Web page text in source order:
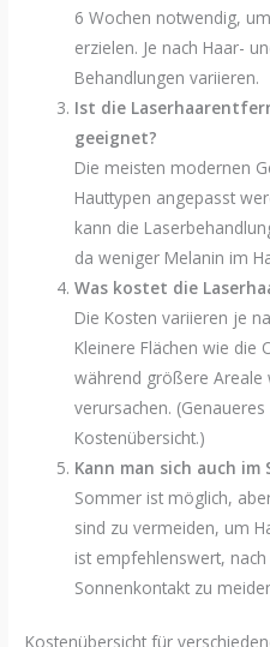
6 Wochen notwendig,
erzielen. Je nach Haar-
Behandlungen variieren.
Ist die
geeignet?
Die meisten modernen
Hauttypen angepasst
kann die
da weniger Melanin im
Was kostet die
Die Kosten variieren je
Kleinere Flächen wie die
während größere Areale
verursachen.
Kostenübersicht.)
Kann man sich auch im
Sommer ist möglich,
sind zu vermeiden, um
ist empfehlenswert,
Sonnenkontakt zu
Kostenübersicht für